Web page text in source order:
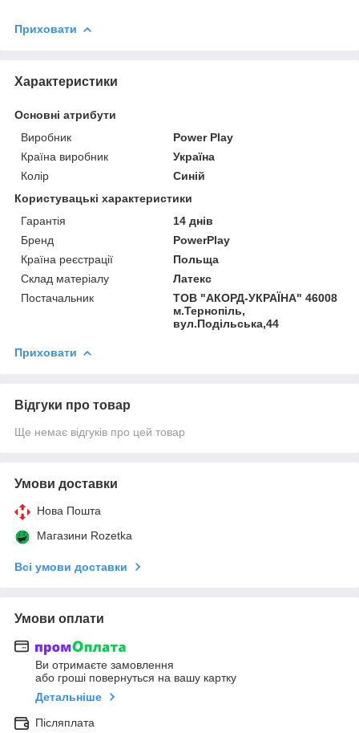
Приховати
Характеристики
Основні атрибути
Виробник
Power Play
Країна виробник
Україна
Колір
Синій
Користувацькi характеристики
Гарантія
14 днів
Бренд
PowerPlay
Країна реєстрації
Польща
Склад матеріалу
Латекс
Постачальник
ТОВ "АКОРД-УКРАЇНА" 46008
м.Тернопіль,
вул.Подільська,44
Приховати
Відгуки про товар
Ще немає відгуків про цей товар
Умови доставки
Нова Пошта
Магазини Rozetka
Всі умови доставки
Умови оплати
Ви отримаєте замовлення
або гроші повернуться на вашу картку
Детальніше
Післяплата